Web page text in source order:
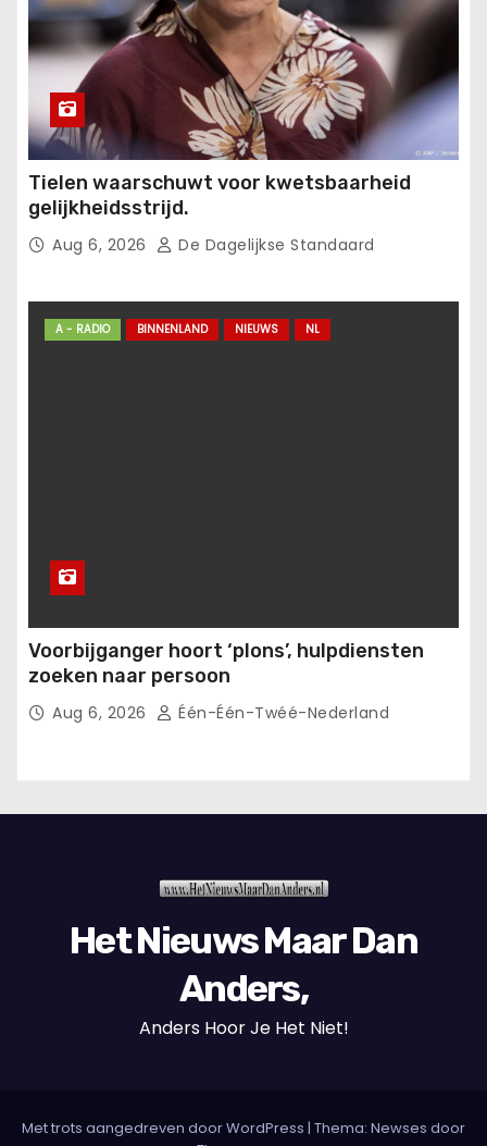
Tielen waarschuwt voor kwetsbaarheid
gelijkheidsstrijd.
Aug 6, 2026 De Dagelijkse Standaard
A - RADIO BINNENLAND NIEUWS NL
Voorbijganger hoort ‘plons’, hulpdiensten
zoeken naar persoon
Aug 6, 2026 Één-Één-Twéé-Nederland
Het Nieuws Maar Dan
Anders,
Anders Hoor Je Het Niet!
Met trots aangedreven door WordPress | Thema: Newses door